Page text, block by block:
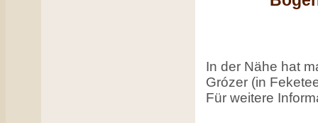
In der Nähe hat
Grózer (in
Für weitere